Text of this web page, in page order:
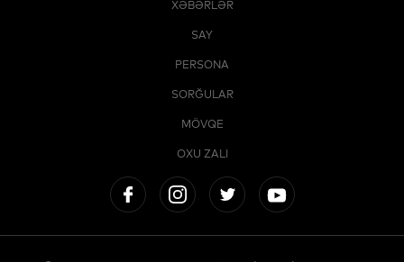
XƏBƏRLƏR
SAY
PERSONA
SORĞULAR
MÖVQE
OXU ZALI